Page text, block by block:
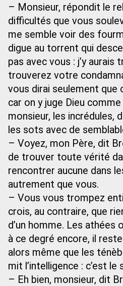
– Monsieur, répondit le
difficultés que vous
me semble voir des
digue au torrent qui
pas avec vous : j’y
trouverez votre
vous dirai seulement que
car on y juge Dieu
monsieur, les incrédules,
les sots avec de
– Voyez, mon Père, dit
de trouver toute vérité
rencontrer aucune dans
autrement que vous.
– Vous vous trompez
crois, au contraire, que
d’un homme. Les athées
à ce degré encore, il
alors même que les
mit l’intelligence : c’est
– Eh bien, monsieur, dit